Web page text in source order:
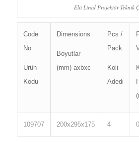
Elit Lirad Projektör Teknik
Code
No
Ürün
Kodu
Dimensions
Boyutlar
(mm) axbxc
Pcs /
Pack
Koli
Adedi
109707 200x295x175 4